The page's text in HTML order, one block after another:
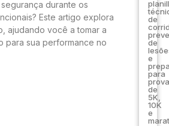
durante os
Este artigo explora
ajudando você a tomar a
para sua performance no
de
de
e
para
de
5K,
10K
e